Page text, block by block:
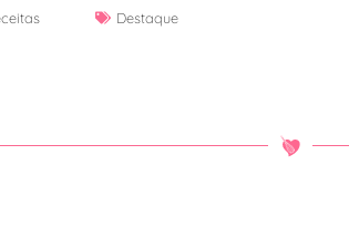
Destaque